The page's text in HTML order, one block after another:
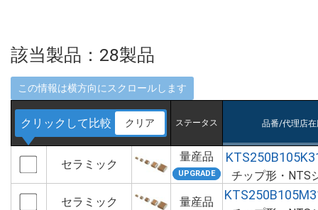
該当製品： 28製品
クリックして比較 クリア ステータス 品番/代理店在
セラミック
量産品
チップ形・NTS
セラミック
量産品